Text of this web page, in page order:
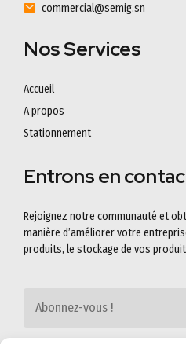
commercial@semig.sn
Nos Services
Accueil
A propos
Stationnement
Entrons en
Rejoignez notre communauté et
manière d’améliorer votre
produits, le stockage de vos